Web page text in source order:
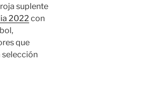
suplente
2022 con
que
selección